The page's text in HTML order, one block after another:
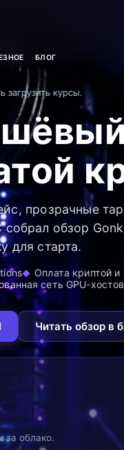
БЛОГ
загрузить курсы.
прозрачные
собрал обзор
для старта.
Оплата криптой и
сеть GPU-хостов
Читать обзор в
за облако.